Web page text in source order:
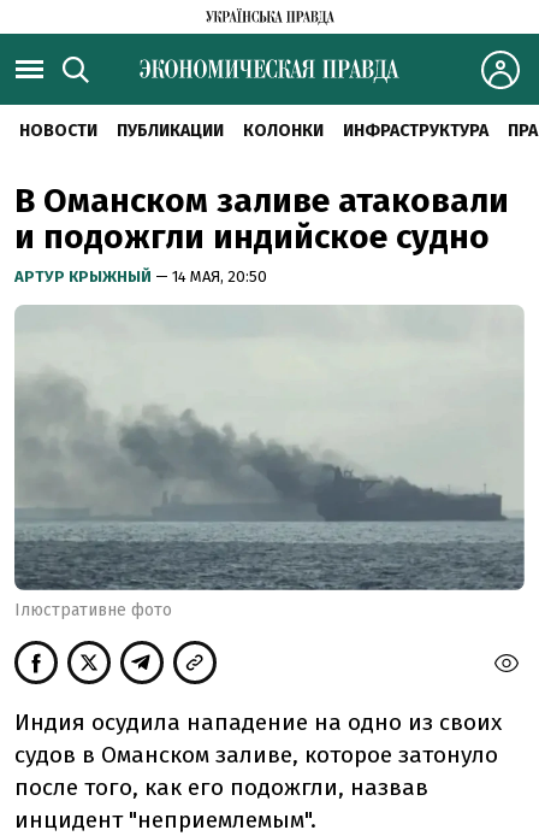
НОВОСТИ ПУБЛИКАЦИИ КОЛОНКИ ИНФРАСТРУКТУРА
В Оманском заливе атаковали
и подожгли индийское судно
АРТУР КРЫЖНЫЙ — 14 МАЯ, 20:50
Ілюстративне фото
Индия осудила нападение на одно из своих
судов в Оманском заливе, которое затонуло
после того, как его подожгли, назвав
инцидент "неприемлемым".